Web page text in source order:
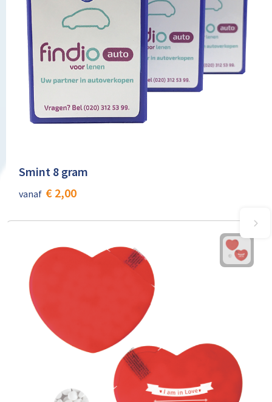
Smint 8 gram
vanaf € 2,00